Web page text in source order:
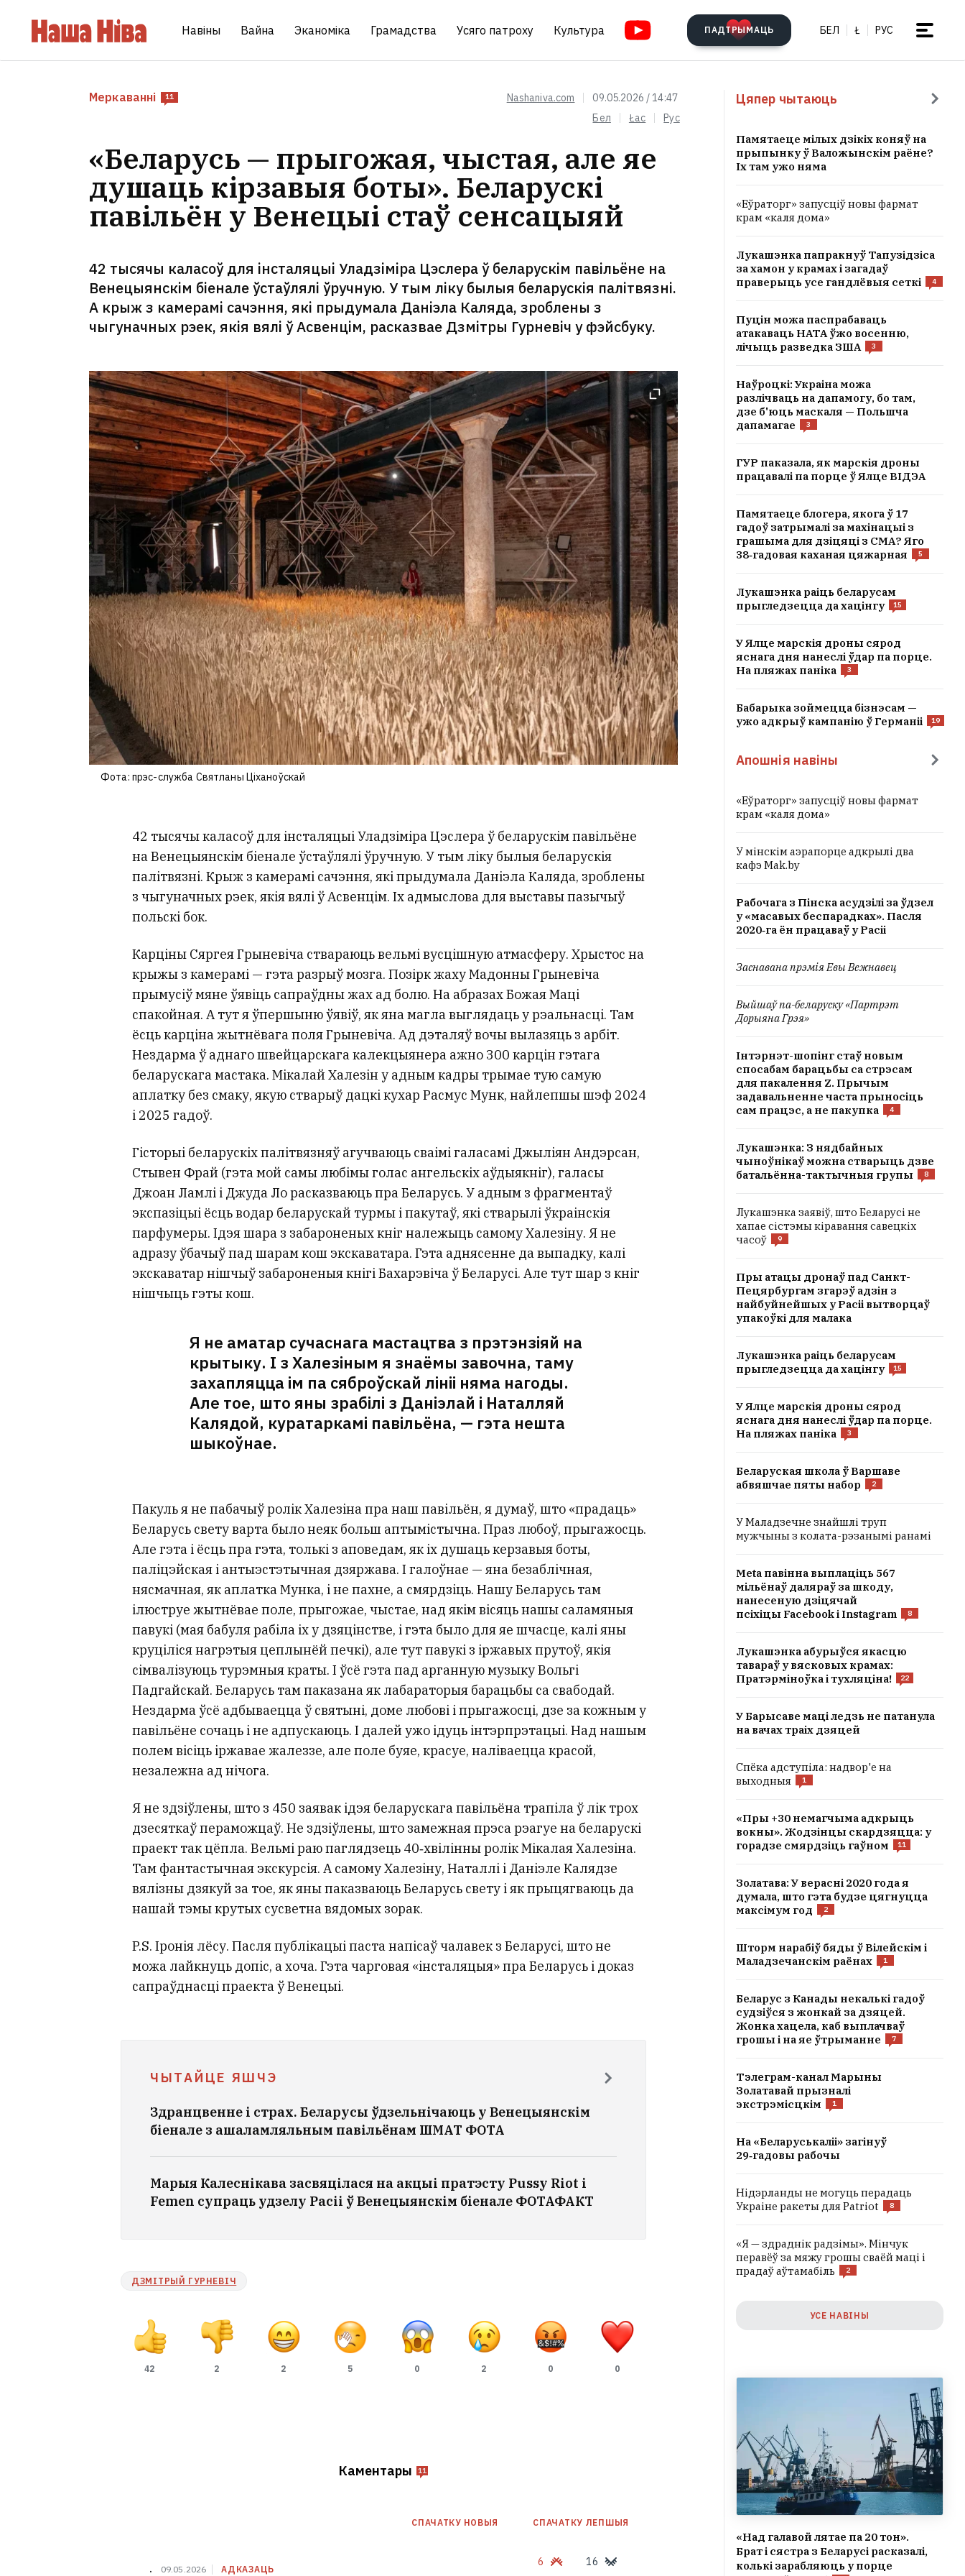
Навіны Вайна Эканоміка Грамадства Усяго патроху Культура ПАДТРЫМАЦЬ БЕЛ Ł РУС
Меркаванні 11 Nashaniva.com
09.05.2026 / 14:47
Бел
Łac Рус
«Беларусь — прыгожая, чыстая, але яе
душаць кірзавыя боты». Беларускі
павільён у Венецыі стаў сенсацыяй
42 тысячы каласоў для інсталяцыі Уладзіміра Цэслера ў беларускім павільёне на
Венецыянскім біенале ўстаўлялі ўручную. У тым ліку былыя беларускія палітвязні.
А крыж з камерамі сачэння, які прыдумала Даніэла Каляда, зроблены з
чыгуначных рэек, якія вялі ў Асвенцім, расказвае Дзмітры Гурневіч у фэйсбуку.
Фота: прэс-служба Святланы Ціханоўскай
42 тысячы каласоў для інсталяцыі Уладзіміра Цэслера ў беларускім павільёне
на Венецыянскім біенале ўстаўлялі ўручную. У тым ліку былыя беларускія
палітвязні. Крыж з камерамі сачэння, які прыдумала Даніэла Каляда, зроблены
з чыгуначных рэек, якія вялі ў Асвенцім. Іх адмыслова для выставы пазычыў
польскі бок.
Карціны Сяргея Грыневіча ствараюць вельмі вусцішную атмасферу. Хрыстос на
крыжы з камерамі — гэта разрыў мозга. Позірк жаху Мадонны Грыневіча
прымусіў мяне ўявіць сапраўдны жах ад болю. На абразах Божая Маці
спакойная. А тут я ўпершыню ўявіў, як яна магла выглядаць у рэальнасці. Там
ёсць карціна жытнёвага поля Грыневіча. Ад дэталяў вочы вылазяць з арбіт.
Нездарма ў аднаго швейцарскага калекцыянера ажно 300 карцін гэтага
беларускага мастака. Мікалай Халезін у адным кадры трымае тую самую
аплатку без смаку, якую стварыў дацкі кухар Расмус Мунк, найлепшы шэф 2024
і 2025 гадоў.
Гісторыі беларускіх палітвязняў агучваюць сваімі галасамі Джыліян Андэрсан,
Стывен Фрай (гэта мой самы любімы голас ангельскіх аўдыякніг), галасы
Джоан Ламлі і Джуда Ло расказваюць пра Беларусь. У адным з фрагментаў
экспазіцыі ёсць водар беларускай турмы і пакутаў, які стварылі ўкраінскія
парфумеры. Ідэя шара з забароненых кніг належыць самому Халезіну. Я не
адразу ўбачыў пад шарам кош экскаватара. Гэта аднясенне да выпадку, калі
экскаватар нішчыў забароненыя кнігі Бахарэвіча ў Беларусі. Але тут шар з кніг
нішчыць гэты кош.
Я не аматар сучаснага мастацтва з прэтэнзіяй на
крытыку. І з Халезіным я знаёмы завочна, таму
захапляцца ім па сяброўскай лініі няма нагоды.
Але тое, што яны зрабілі з Даніэлай і Наталляй
Калядой, куратаркамі павільёна, — гэта нешта
шыкоўнае.
Пакуль я не пабачыў ролік Халезіна пра наш павільён, я думаў, што «прадаць»
Беларусь свету варта было неяк больш аптымістычна. Праз любоў, прыгажосць.
Але гэта і ёсць пра гэта, толькі з аповедам, як іх душаць керзавыя боты,
паліцэйская і антыэстэтычная дзяржава. І галоўнае — яна безаблічная,
нясмачная, як аплатка Мунка, і не пахне, а смярдзіць. Нашу Беларусь там
ілюструе жытнёвае поле, прыгожае, чыстае, над якім вісяць нашы саламяныя
павукі (мая бабуля рабіла іх у дзяцінстве, і гэта было для яе шчасце, калі яны
круціліся нагрэтыя цеплынёй печкі), але тут павукі з іржавых прутоў, якія
сімвалізуюць турэмныя краты. І ўсё гэта пад арганную музыку Вольгі
Падгайскай. Беларусь там паказана як лабараторыя барацьбы са свабодай.
Нездарма ўсё адбываецца ў святыні, доме любові і прыгажосці, дзе за кожным у
павільёне сочаць і не адпускаюць. І далей ужо ідуць інтэрпрэтацыі. Над нашым
полем вісіць іржавае жалеззе, але поле буяе, красуе, наліваецца красой,
незалежна ад нічога.
Я не здзіўлены, што з 450 заявак ідэя беларускага павільёна трапіла ў лік трох
дзесяткаў пераможцаў. Не здзіўлены, што замежная прэса рэагуе на беларускі
праект так цёпла. Вельмі раю паглядзець 40‑хвілінны ролік Мікалая Халезіна.
Там фантастычная экскурсія. А самому Халезіну, Наталлі і Даніэле Калядзе
вялізны дзякуй за тое, як яны паказваюць Беларусь свету і як прыцягваюць да
нашай тэмы крутых сусветна вядомых зорак.
P.S. Іронія лёсу. Пасля публікацыі паста напісаў чалавек з Беларусі, што не
можа лайкнуць допіс, а хоча. Гэта чарговая «інсталяцыя» пра Беларусь і доказ
сапраўднасці праекта ў Венецыі.
ЧЫТАЙЦЕ ЯШЧЭ
Здранцвенне і страх. Беларусы ўдзельнічаюць у Венецыянскім
біенале з ашаламляльным павільёнам ШМАТ ФОТА
Марыя Калеснікава засвяцілася на акцыі пратэсту Pussy Riot і
Femen супраць удзелу Расіі ў Венецыянскім біенале ФОТАФАКТ
ДЗМІТРЫЙ ГУРНЕВІЧ
42 2 2 5 0 2 0 0
Каментары 11
СПАЧАТКУ НОВЫЯ СПАЧАТКУ ЛЕПШЫЯ
. 09.05.2026 АДКАЗАЦЬ
6 16
Цяпер чытаюць
Памятаеце мілых дзікіх коняў на
прыпынку ў Валожынскім раёне?
Іх там ужо няма
«Еўраторг» запусціў новы фармат
крам «каля дома»
Лукашэнка папракнуў Тапузідзіса
за хамон у крамах і загадаў
праверыць усе гандлёвыя сеткі
4
Пуцін можа паспрабаваць
атакаваць НАТА ўжо восенню,
лічыць разведка ЗША
3
Наўроцкі: Украіна можа
разлічваць на дапамогу, бо там,
дзе б'юць маскаля — Польшча
дапамагае
3
ГУР паказала, як марскія дроны
працавалі па порце ў Ялце ВІДЭА
Памятаеце блогера, якога ў 17
гадоў затрымалі за махінацыі з
грашыма для дзіцяці з СМА? Яго
38‑гадовая каханая цяжарная
5
Лукашэнка раіць беларусам
прыгледзецца да хацінгу
15
У Ялце марскія дроны сярод
яснага дня нанеслі ўдар па порце.
На пляжах паніка
3
Бабарыка зоймецца бізнэсам —
ужо адкрыў кампанію ў Германіі
19
Апошнія навіны
«Еўраторг» запусціў новы фармат
крам «каля дома»
У мінскім аэрапорце адкрылі два
кафэ Mak.by
Рабочага з Пінска асудзілі за ўдзел
у «масавых беспарадках». Пасля
2020‑га ён працаваў у Расіі
Заснавана прэмія Евы Вежнавец
Выйшаў па-беларуску «Партрэт
Дорыяна Грэя»
Інтэрнэт-шопінг стаў новым
спосабам барацьбы са стрэсам
для пакалення Z. Прычым
задавальненне часта прыносіць
сам працэс, а не пакупка
4
Лукашэнка: З нядбайных
чыноўнікаў можна стварыць дзве
батальённа-тактычныя групы
8
Лукашэнка заявіў, што Беларусі не
хапае сістэмы кіравання савецкіх
часоў
9
Пры атацы дронаў пад Санкт-
Пецярбургам згарэў адзін з
найбуйнейшых у Расіі вытворцаў
упакоўкі для малака
Лукашэнка раіць беларусам
прыгледзецца да хацінгу
15
У Ялце марскія дроны сярод
яснага дня нанеслі ўдар па порце.
На пляжах паніка
3
Беларуская школа ў Варшаве
абвяшчае пяты набор
2
У Маладзечне знайшлі труп
мужчыны з колата-рэзанымі ранамі
Meta павінна выплаціць 567
мільёнаў даляраў за шкоду,
нанесеную дзіцячай
псіхіцы Facebook і Instagram
8
Лукашэнка абурыўся якасцю
тавараў у вясковых крамах:
Пратэрміноўка і тухляціна!
22
У Барысаве маці ледзь не патанула
на вачах траіх дзяцей
Спёка адступіла: надвор'е на
выходныя
1
«Пры +30 немагчыма адкрыць
вокны». Жодзінцы скардзяцца: у
горадзе смярдзіць гаўном
11
Золатава: У верасні 2020 года я
думала, што гэта будзе цягнуцца
максімум год
2
Шторм нарабіў бяды ў Вілейскім і
Маладзечанскім раёнах
1
Беларус з Канады некалькі гадоў
судзіўся з жонкай за дзяцей.
Жонка хацела, каб выплачваў
грошы і на яе ўтрыманне
7
Тэлеграм-канал Марыны
Золатавай прызналі
экстрэмісцкім
1
На «Беларуськаліі» загінуў
29‑гадовы рабочы
Нідэрланды не могуць перадаць
Украіне ракеты для Patriot
8
«Я — здраднік радзімы». Мінчук
перавёў за мяжу грошы сваёй маці і
прадаў аўтамабіль
2
УСЕ НАВІНЫ
«Над галавой лятае па 20 тон».
Брат і сястра з Беларусі расказалі,
колькі зарабляюць у порце